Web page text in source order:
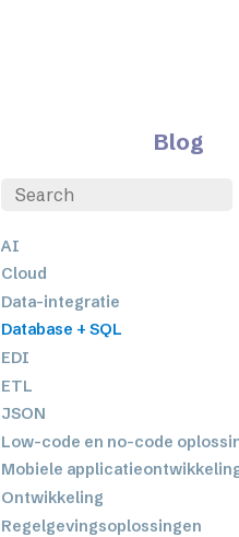
Blog
AI
Cloud
Data-integratie
Database + SQL
EDI
ETL
JSON
Low-code en no-code
Mobiele
Ontwikkeling
Regelgevingsoplossingen